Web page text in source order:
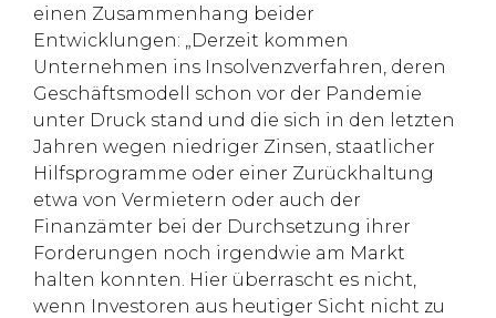
einen Zusammenhang beider
Entwicklungen: „Derzeit kommen
Unternehmen ins Insolvenzverfahren, deren
Geschäftsmodell schon vor der Pandemie
unter Druck stand und die sich in den letzten
Jahren wegen niedriger Zinsen, staatlicher
Hilfsprogramme oder einer Zurückhaltung
etwa von Vermietern oder auch der
Finanzämter bei der Durchsetzung ihrer
Forderungen noch irgendwie am Markt
halten konnten. Hier überrascht es nicht,
wenn Investoren aus heutiger Sicht nicht zu